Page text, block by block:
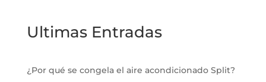
Ultimas Entradas
¿Por qué se congela el aire acondicionado Split?